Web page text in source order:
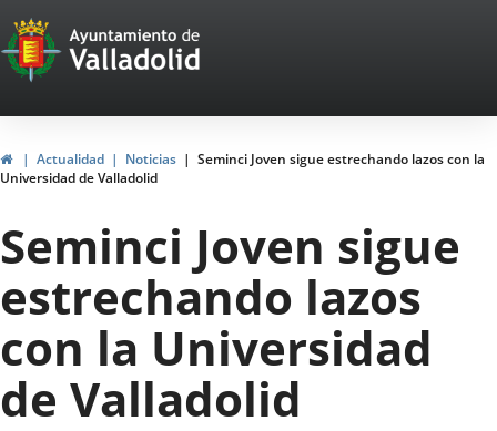
Portal
Web
del
Ayuntamiento
de
Valladolid
HomeActualidad Noticias
Seminci Joven sigue estrechando lazos con la
Universidad de Valladolid
Seminci Joven sigue
estrechando lazos
con la Universidad
de Valladolid